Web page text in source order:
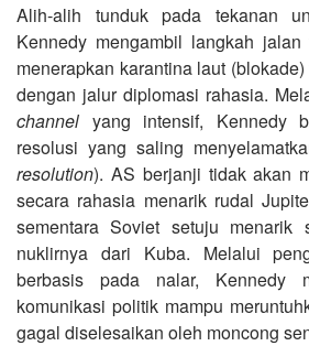
Alih-alih tunduk pada tekanan
Kennedy mengambil langkah
menerapkan karantina laut
dengan jalur diplomasi rahasia.
channel yang intensif, Kennedy
resolusi yang saling
resolution). AS berjanji tidak akan
secara rahasia menarik rudal
sementara Soviet setuju menarik
nuklirnya dari Kuba. Melalui
berbasis pada nalar, Kennedy
komunikasi politik mampu
gagal diselesaikan oleh moncong